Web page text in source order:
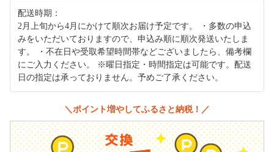
配送時期：
2月上旬から4月にかけて順次お届け予定です。 ・多数の申込
みをいただいておりますので、申込み順に順次発送いたしま
す。 ・不在日や受取希望時間帯などございましたら、備考欄
にご入力ください。 ※曜日指定・時間指定は可能です。配送
日の指定は承っておりません。予めご了承ください。
＼ポイント増やしてふるさと納税！／